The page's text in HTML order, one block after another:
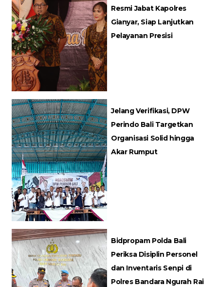
Resmi Jabat Kapolres
Gianyar, Siap Lanjutkan
Pelayanan Presisi
Jelang Verifikasi, DPW
Perindo Bali Targetkan
Organisasi Solid hingga
Akar Rumput
Bidpropam Polda Bali
Periksa Disiplin Personel
dan Inventaris Senpi di
Polres Bandara Ngurah Rai